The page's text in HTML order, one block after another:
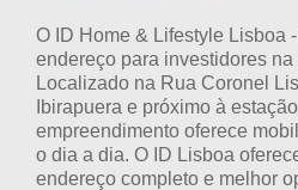
O ID Home & Lifestyle Lisboa
endereço para investidores
Localizado na Rua Coronel
Ibirapuera e próximo à
empreendimento oferece
o dia a dia. O ID Lisboa
endereço completo e melhor